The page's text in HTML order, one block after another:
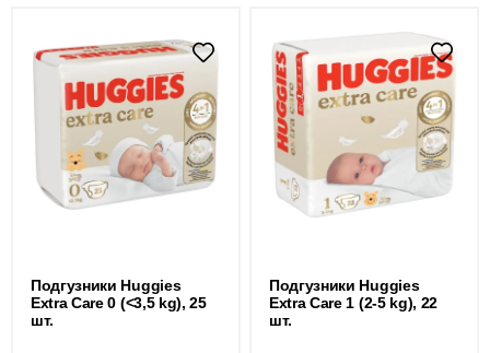
Подгузники Huggies
Extra Care 0 (<3,5 kg), 25
шт.
Подгузники Huggies
Extra Care 1 (2-5 kg), 22
шт.